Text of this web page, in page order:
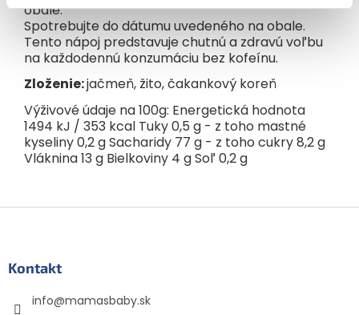
obale.
Spotrebujte do dátumu uvedeného na obale.
Tento nápoj predstavuje chutnú a zdravú voľbu
na každodennú konzumáciu bez kofeínu.
Zloženie:jačmeň, žito, čakankový koreň
Výživové údaje na 100g: Energetická hodnota
1494 kJ / 353 kcal Tuky 0,5 g - z toho mastné
kyseliny 0,2 g Sacharidy 77 g - z toho cukry 8,2 g
Vláknina 13 g Bielkoviny 4 g Soľ 0,2 g
Kontakt
info@mamasbaby.sk